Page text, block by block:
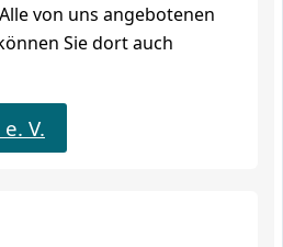
Alle von uns angebotenen
Sie dort auch
V.